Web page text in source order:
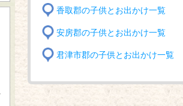
香取郡の子供とお出かけ一覧
安房郡の子供とお出かけ一覧
君津市郡の子供とお出かけ一覧